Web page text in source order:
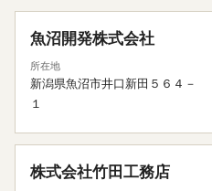
魚沼開発株式会社
所在地
新潟県魚沼市井口新田５６４－
１
株式会社竹田工務店